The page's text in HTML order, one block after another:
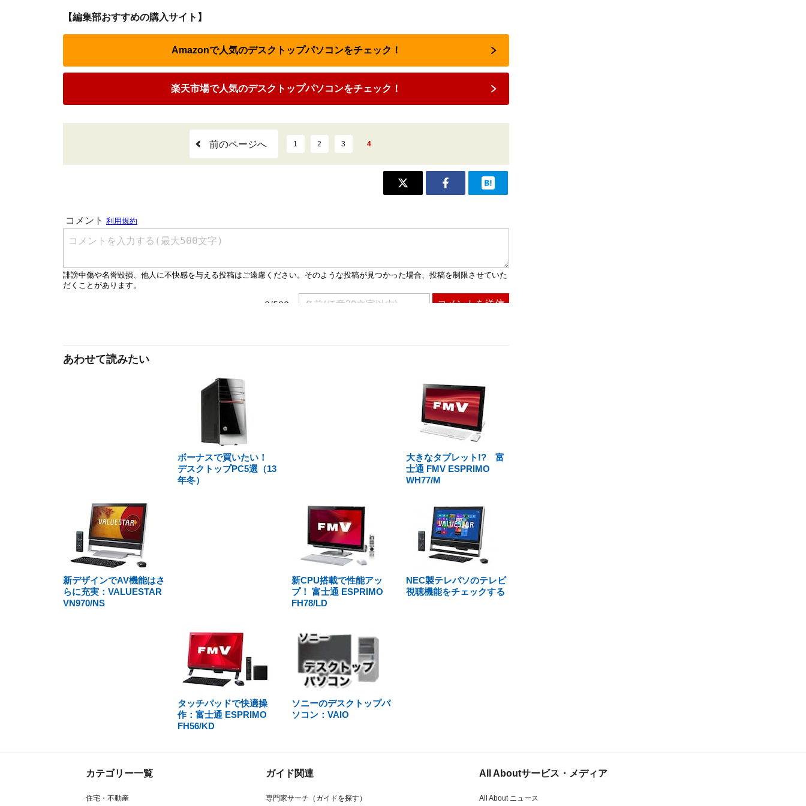
【編集部おすすめの購入サイト】
Amazonで人気のデスクトップパソコンをチェック！
楽天市場で人気のデスクトップパソコンをチェック！
前のページへ 1 2 3 4
あわせて読みたい
ボーナスで買いたい！
デスクトップPC5選（13
年冬）
大きなタブレット!? 富
士通 FMV ESPRIMO
WH77/M
新デザインでAV機能はさ
らに充実：VALUESTAR
VN970/NS
新CPU搭載で性能アッ
プ！ 富士通 ESPRIMO
FH78/LD
NEC製テレパソのテレビ
視聴機能をチェックする
タッチパッドで快適操
作：富士通 ESPRIMO
FH56/KD
ソニーのデスクトップパ
ソコン：VAIO
カテゴリー一覧
住宅・不動産
ガイド関連
専門家サーチ（ガイドを探す）
All Aboutサービス・メディア
All About ニュース